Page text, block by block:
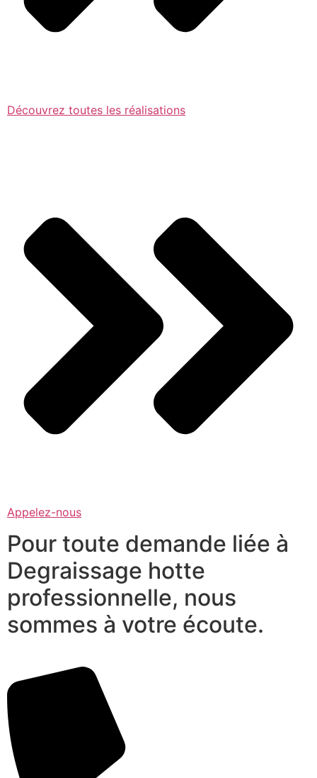
Découvrez toutes les réalisations
Appelez-nous
Pour toute demande liée à
Degraissage hotte
professionnelle, nous
sommes à votre écoute.